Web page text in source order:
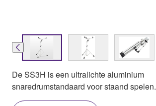
De SS3H is een ultralichte aluminium
snaredrumstandaard voor staand spelen.